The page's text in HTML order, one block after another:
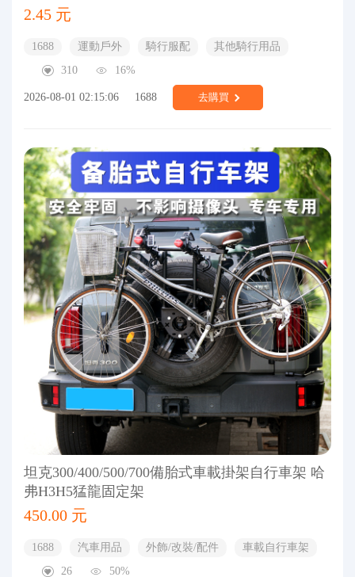
2.45 元
1688 運動戶外 騎行服配
其他騎行用品
310
16%
2026-08-01 02:15:06 1688 去購買
坦克300/400/500/700備胎式車載掛架自行車架 哈
弗H3H5猛龍固定架
450.00 元
1688 汽車用品 外飾/改裝/配件
車載自行車架
26
50%